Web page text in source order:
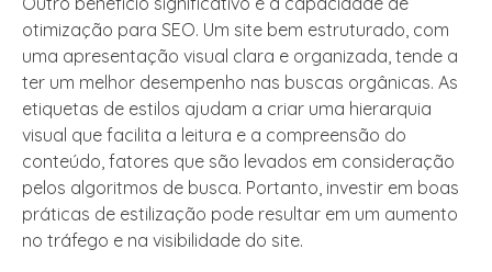
otimização para SEO. Um site bem estruturado, com
uma apresentação visual clara e organizada, tende a
ter um melhor desempenho nas buscas orgânicas. As
etiquetas de estilos ajudam a criar uma hierarquia
visual que facilita a leitura e a compreensão do
conteúdo, fatores que são levados em consideração
pelos algoritmos de busca. Portanto, investir em boas
práticas de estilização pode resultar em um aumento
no tráfego e na visibilidade do site.